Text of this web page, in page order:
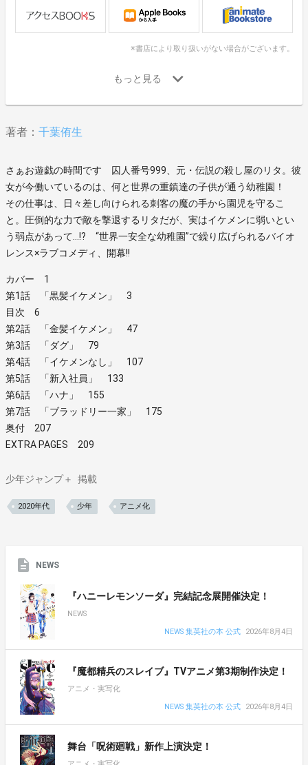
※書店により取り扱いがない場合がございます。
著者： 千葉侑生
さぁお遊戯の時間です 囚人番号999、元・伝説の殺し屋のリタ。彼
女が今働いているのは、何と世界の重鎮達の子供が通う幼稚園！
その仕事は、日々差し向けられる刺客の魔の手から園児を守るこ
と。圧倒的な力で敵を撃退するリタだが、実はイケメンに弱いとい
う弱点があって…!? “世界一安全な幼稚園”で繰り広げられるバイオ
レンス×ラブコメディ、開幕!!
カバー 1
第1話 「黒髪イケメン」 3
目次 6
第2話 「金髪イケメン」 47
第3話 「ダグ」 79
第4話 「イケメンなし」 107
第5話 「新入社員」 133
第6話 「ハナ」 155
第7話 「ブラッドリー一家」 175
奥付 207
EXTRA PAGES 209
少年ジャンプ＋ 掲載
2020年代 少年 アニメ化
NEWS
『ハニーレモンソーダ』完結記念展開催決定！
NEWS
NEWS 集英社の本 公式
2026年8月4日
『魔都精兵のスレイブ』TVアニメ第3期制作決定！
アニメ・実写化
NEWS 集英社の本 公式
2026年8月4日
舞台「呪術廻戦」新作上演決定！